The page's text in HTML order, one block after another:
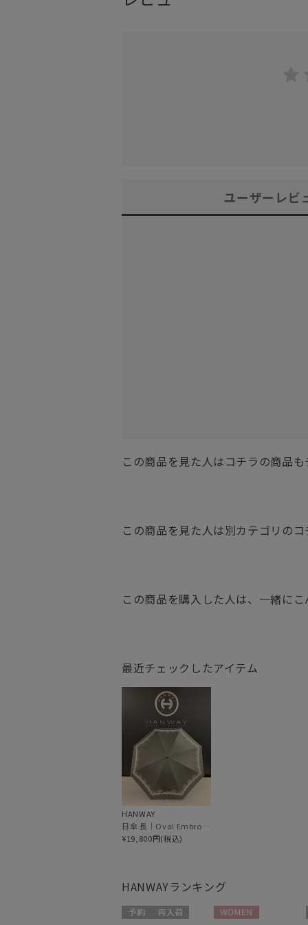
ユーザーレビ
この商品を見た人はコチラの商品
この商品を見た人は別カテゴリの
この商品を購入した人は、一緒に
最近チェックしたアイテム
HANWAY
日傘 長｜Oval Embroidery [HANWAY]
¥19,800円(税込)
HANWAYランキング